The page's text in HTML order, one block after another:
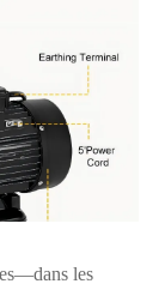
les